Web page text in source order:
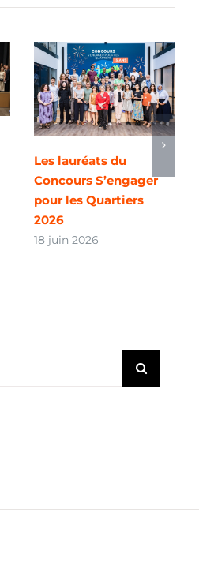
Les lauréats du
Concours S’engager
pour les Quartiers
2026
18 juin 2026